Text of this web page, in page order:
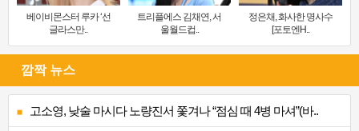
베이비몬스터 루카 ‘선
글라스만..
트리플에스 김채연, 서
울월드컵..
정은채, 화사한 명사수
[포토엔H..
깜짝 뉴스
고소영, 낮술 마시다 노량진서 쫓겨나 “점심 때 4병 마셔”(바..